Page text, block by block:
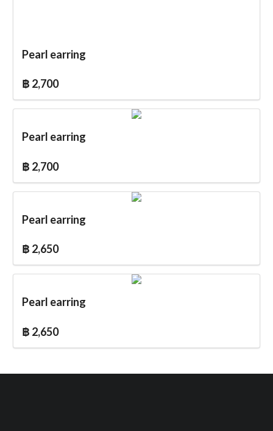
Pearl earring
฿ 2,700
Pearl earring
฿ 2,700
Pearl earring
฿ 2,650
Pearl earring
฿ 2,650